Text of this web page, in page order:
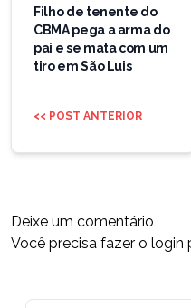
Post
Filho de tenente do
CBMA pega a arma do
pai e se mata com um
tiro em São Luis
<< POST ANTERIOR
Deixe um comentário
Você precisa fazer o login